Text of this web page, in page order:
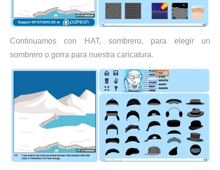
Continuamos con HAT, sombrero, para elegir un
sombrero o gorra para nuestra caricatura.